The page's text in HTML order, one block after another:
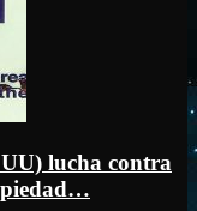
lucha contra